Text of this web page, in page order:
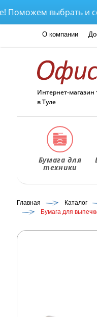
выбрать и
О компании
Интернет-магазин
в Туле
Бумага для
техники
Главная Каталог
Бумага для